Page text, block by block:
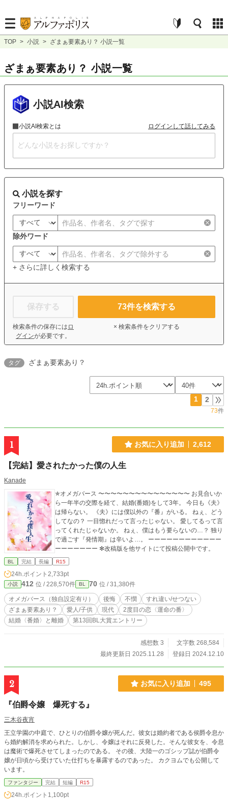
TOP > 小説 > ざまぁ要素あり？ 小説一覧
ざまぁ要素あり？ 小説一覧
小説AI検索
小説AI検索とは ログインして話してみる
小説を探す
フリーワード
除外ワード
+ さらに詳しく検索する
保存する
検索条件の保存には ロ
グインが必要です。
73件を検索する
× 検索条件をクリアする
タグ ざまぁ要素あり？
1 2
73件
1 お気に入り追加 2,612
【完結】愛されたかった僕の人生
Kanade
✯オメガバース 〜〜〜〜〜〜〜〜〜〜〜〜〜〜〜 お見合いか
ら一年半の交際を経て、結婚(番婚)をして3年。 今日も《夫》
は帰らない。 《夫》には僕以外の『番』がいる。 ねぇ、どう
してなの？ 一目惚れだって言ったじゃない。 愛してるって言
ってくれたじゃないか。 ねぇ、僕はもう要らないの…？ 独り
で過ごす『発情期』は辛いよ…。 ーーーーーーーーーーーー
ーーーーーーー ✻改稿版を他サイトにて投稿公開中です。
BL 完結 長編 R15
24h.ポイント 2,733pt
小説 412 位 / 228,570件 BL 70 位 / 31,380件
オメガバース（独自設定有り） 後悔 不憫
すれ違い/せつない
ざまぁ要素あり？
愛人/子供 現代
2度目の恋〈運命の番〉
結婚〈番婚〉と離婚
第13回BL大賞エントリー
感想数 3
文字数 268,584
最終更新日 2025.11.28
登録日 2024.12.10
2 お気に入り追加 495
『伯爵令嬢 爆死する』
三木谷夜宵
王立学園の中庭で、ひとりの伯爵令嬢が死んだ。彼女は婚約者である侯爵令息か
ら婚約解消を求められた。しかし、令嬢はそれに反発した。そんな彼女を、令息
は魔術で爆死させてしまったのである。 その後、大陸一のゴシップ誌が伯爵令
嬢が日頃から受けていた仕打ちを暴露するのであった。 カクヨムでも公開して
います。
ファンタジー 完結 短編 R15
24h.ポイント 1,100pt